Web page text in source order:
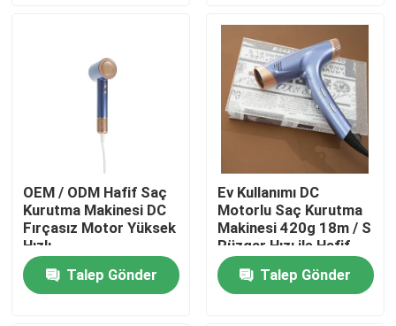
Hakkımızda
Fabrika turu
Kalite kontrol
OEM / ODM Hafif Saç
Kurutma Makinesi DC
Fırçasız Motor Yüksek
Hızlı
Talep Gönder
Ev Kullanımı DC
Motorlu Saç Kurutma
Makinesi 420g 18m / S
Rüzgar Hızı ile Hafif
Talep Gönder